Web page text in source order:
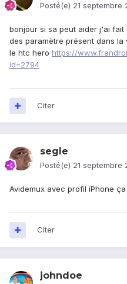
Posté(e) 21 septembre
bonjour si sa peut aider j'ai
des paramètre présent dans
le htc hero https://
id=2794
Citer
segle
Posté(e) 21 septembre
Avidemux avec profil iPhone
Citer
johndoe